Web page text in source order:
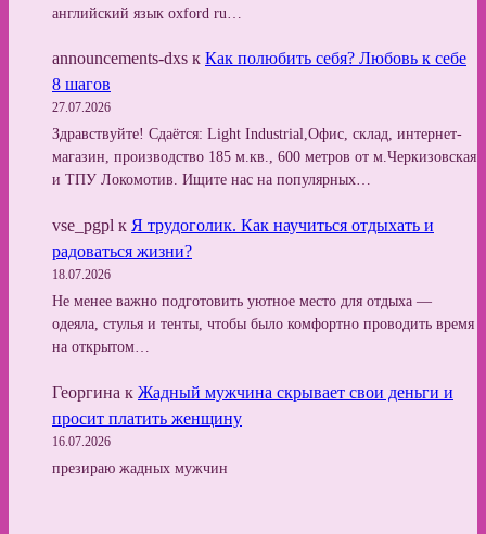
английский язык oxford ru…
announcements-dxs к Как полюбить себя? Любовь к себе
8 шагов
27.07.2026
Здравствуйте! Сдаётся: Light Industrial,Офис, склад, интернет-
магазин, производство 185 м.кв., 600 метров от м.Черкизовская
и ТПУ Локомотив. Ищите нас на популярных…
vse_pgpl к Я трудоголик. Как научиться отдыхать и
радоваться жизни?
18.07.2026
Не менее важно подготовить уютное место для отдыха —
одеяла, стулья и тенты, чтобы было комфортно проводить время
на открытом…
Георгина к Жадный мужчина скрывает свои деньги и
просит платить женщину
16.07.2026
презираю жадных мужчин